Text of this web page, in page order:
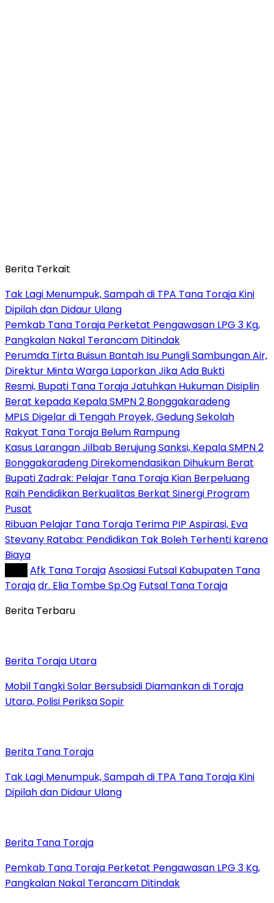
Berita Terkait
Tak Lagi Menumpuk, Sampah di TPA Tana Toraja Kini
Dipilah dan Didaur Ulang
Pemkab Tana Toraja Perketat Pengawasan LPG 3 Kg,
Pangkalan Nakal Terancam Ditindak
Perumda Tirta Buisun Bantah Isu Pungli Sambungan Air,
Direktur Minta Warga Laporkan Jika Ada Bukti
Resmi, Bupati Tana Toraja Jatuhkan Hukuman Disiplin
Berat kepada Kepala SMPN 2 Bonggakaradeng
MPLS Digelar di Tengah Proyek, Gedung Sekolah
Rakyat Tana Toraja Belum Rampung
Kasus Larangan Jilbab Berujung Sanksi, Kepala SMPN 2
Bonggakaradeng Direkomendasikan Dihukum Berat
Bupati Zadrak: Pelajar Tana Toraja Kian Berpeluang
Raih Pendidikan Berkualitas Berkat Sinergi Program
Pusat
Ribuan Pelajar Tana Toraja Terima PIP Aspirasi, Eva
Stevany Rataba: Pendidikan Tak Boleh Terhenti karena
Biaya
Afk Tana TorajaAsosiasi Futsal Kabupaten Tana
Torajadr. Elia Tombe Sp.Og Futsal Tana Toraja
Berita Terbaru
Berita Toraja Utara
Mobil Tangki Solar Bersubsidi Diamankan di Toraja
Utara, Polisi Periksa Sopir
Berita Tana Toraja
Tak Lagi Menumpuk, Sampah di TPA Tana Toraja Kini
Dipilah dan Didaur Ulang
Berita Tana Toraja
Pemkab Tana Toraja Perketat Pengawasan LPG 3 Kg,
Pangkalan Nakal Terancam Ditindak